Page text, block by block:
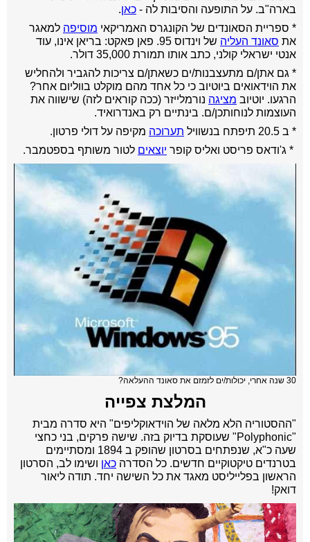
בארה"ב. על התופעה והסיבות לה - כאן.
* ספריית הסאונדים של הקונגרס האמריקאי מוסיפה למאגר
את סאונד העליה
של וינדוס 95. פאן פאקט: בריאן אינו, עוד
אנטי ישראלי קולני, כתב אותו תמורת 35,000 דולר.
* גם אתן/ם מתעצבנות/ים כשאתן/ם צריכות להגביר ולהחליש
את הוידאואים ביוטיוב כי כל אחד מהם מוקלט בווליום אחר?
הרגעו. יוטיוב מציגה נורמלייזר (ככה קוראים לזה) שישווה את
העוצמות לנוחותכן/ם. בינתיים רק באנדרואיד.
* ב 20.5 תיפתח בנשוויל
תערוכה מקיפה על דולי פרטון.
* ג'ודאס פריסט ואליס קופר יוצאים לטור משותף בספטמבר.
30 שנה אחרי, יכולות/ים לזמזם את סאונד ההעלאה?
המלצת צפייה
"ההסטוריה הלא מלאה של הוידאוקליפים" היא סדרה מבית
"Polyphonic" שעוסקת בדיוק בזה. שישה פרקים, בני כחצי
שעה כ"א, שנפתחים בסרטון שהופק ב 1894 ומסתיימים
בטרנדים טיקטוקיים חדשים. כל הסדרה כאן ושימו לב, הסרטון
הראשון בפלייליסט מאגד את כל השישה יחד. תודה ליאור
דואק!